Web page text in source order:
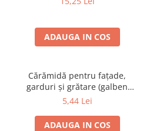
ADAUGA IN COS
Cărămidă pentru fațade,
garduri și grătare (galben
corsica) – 250 × 120 × 65 mm
5,44 Lei
ADAUGA IN COS